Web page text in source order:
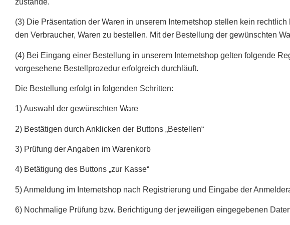
(3) Die Präsentation der Waren in unserem Internetshop stellen kein
den Verbraucher, Waren zu bestellen. Mit der Bestellung der gewünschten
(4) Bei Eingang einer Bestellung in unserem Internetshop gelten folgende
vorgesehene Bestellprozedur erfolgreich durchläuft.
Die Bestellung erfolgt in folgenden Schritten:
1) Auswahl der gewünschten Ware
2) Bestätigen durch Anklicken der Buttons „Bestellen“
3) Prüfung der Angaben im Warenkorb
4) Betätigung des Buttons „zur Kasse“
5) Anmeldung im Internetshop nach Registrierung und Eingabe der
6) Nochmalige Prüfung bzw. Berichtigung der jeweiligen eingegebenen